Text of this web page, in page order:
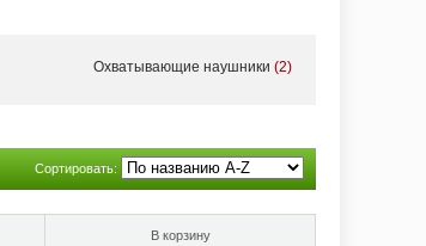
к качеству производства.
Охватывающие наушники (2)
Сортировать:
В корзину